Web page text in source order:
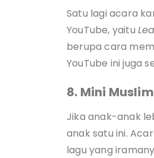
Satu lagi acara
YouTube, yaitu
berupa cara
YouTube ini juga
8. Mini
Jika anak-anak
anak satu ini.
lagu yang